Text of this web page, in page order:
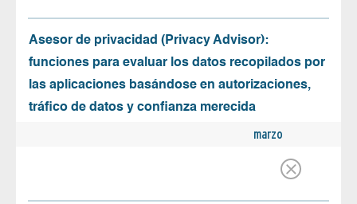
Asesor de privacidad (Privacy Advisor):
funciones para evaluar los datos recopilados por
las aplicaciones basándose en autorizaciones,
tráfico de datos y confianza merecida
marzo